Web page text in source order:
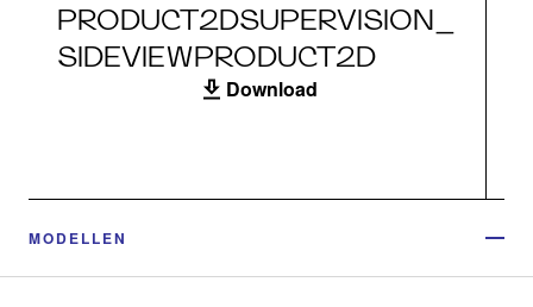
PRODUCT2DSUPERVISION_
SIDEVIEWPRODUCT2D
Download
MODELLEN